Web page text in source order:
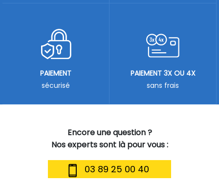
Encore une question ?
Nos experts sont là pour vous :
03 89 25 00 40
PAIEMENT
sécurisé
PAIEMENT 3X OU 4X
sans frais